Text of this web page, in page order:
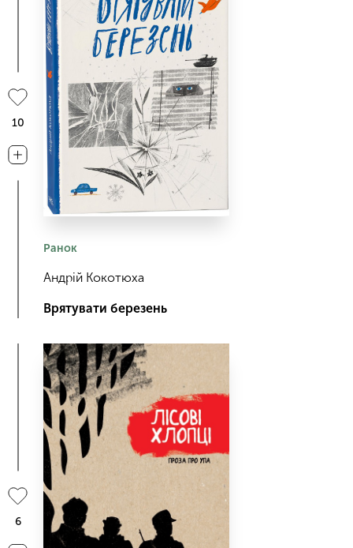
Ранок
Андрій Кокотюха
Врятувати березень
10
6